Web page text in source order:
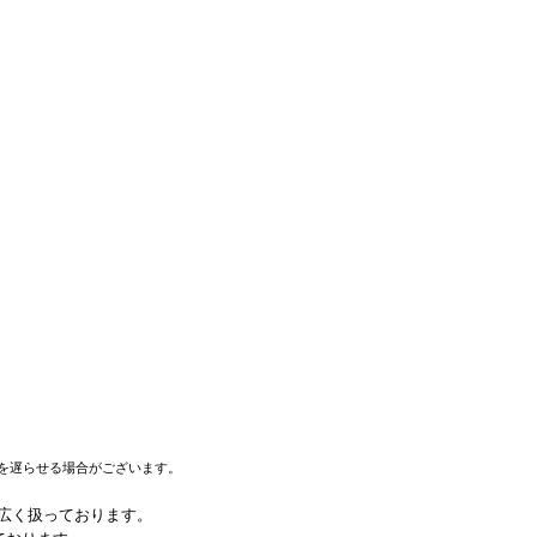
らせる場合がございます。
扱っております。